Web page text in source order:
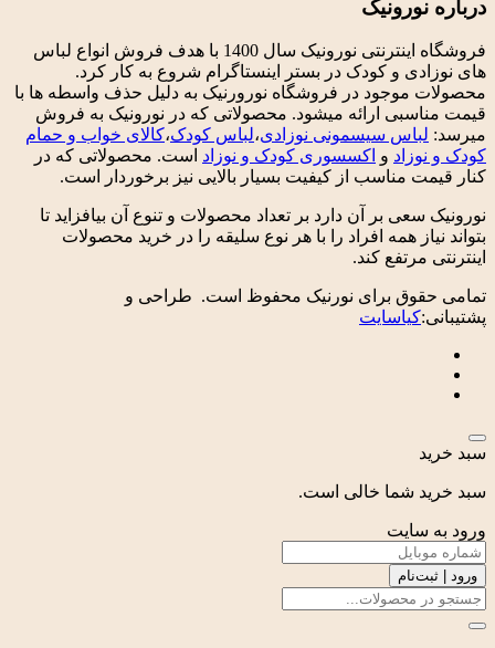
درباره نورونیک
فروشگاه اینترنتی نورونیک سال 1400 با هدف فروش انواع لباس
های نوزادی و کودک در بستر اینستاگرام شروع به کار کرد.
محصولات موجود در فروشگاه نورورنیک به دلیل حذف واسطه ها با
قیمت مناسبی ارائه میشود. محصولاتی که در نورونیک به فروش
میرسد: لباس سیسمونی نوزادی،لباس کودک،کالای خواب و حمام
کودک و نوزاد و اکسسوری کودک و نوزاد است. محصولاتی که در
کنار قیمت مناسب از کیفیت بسیار بالایی نیز برخوردار است.
نورونیک سعی بر آن دارد بر تعداد محصولات و تنوع آن بیافزاید تا
بتواند نیاز همه افراد را با هر نوع سلیقه را در خرید محصولات
اینترنتی مرتفع کند.
تمامی حقوق برای نورنیک محفوظ است. طراحی و
پشتیبانی:کیاسایت
سبد خرید
سبد خرید شما خالی است.
ورود به سایت
ورود | ثبت‌نام